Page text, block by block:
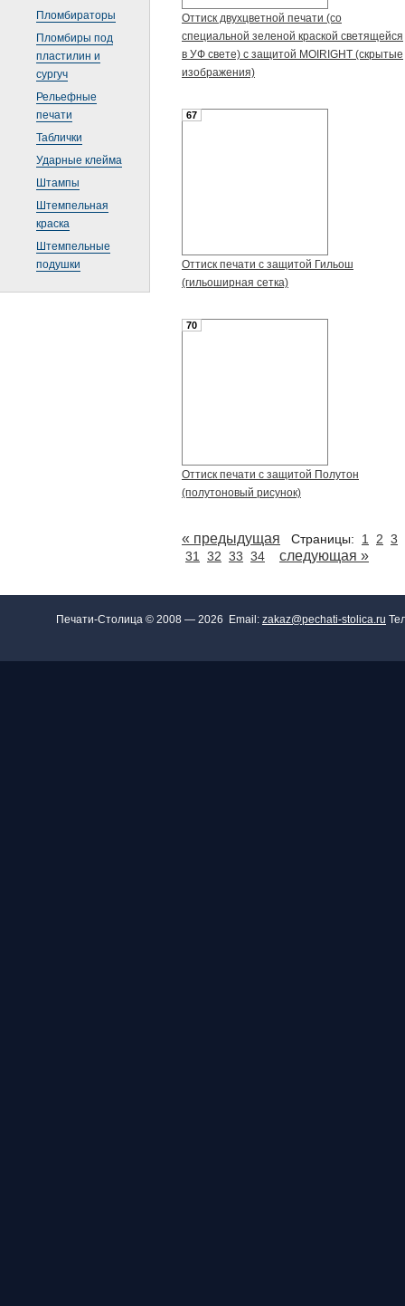
Пломбираторы
Пломбиры под
пластилин и
сургуч
Рельефные
печати
Таблички
Ударные клейма
Штампы
Штемпельная
краска
Штемпельные
подушки
Оттиск двухцветной печати (со
специальной зеленой краской светящейся
в УФ свете) с защитой MOIRIGHT (скрытые
изображения)
67
Оттиск печати с защитой Гильош
(гильоширная сетка)
70
Оттиск печати с защитой Полутон
(полутоновый рисунок)
« предыдущая Страницы: 1 2 3
31
32 33 34 cледующая »
Печати-Столица © 2008 — 2026 Email: zakaz@pechati-stolica.ru